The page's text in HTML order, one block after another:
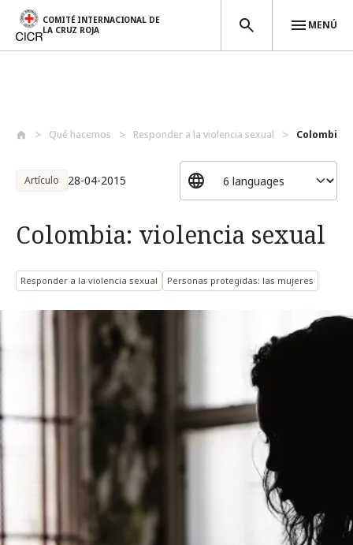
COMITÉ INTERNACIONAL DE
LA CRUZ ROJA
MENÚ
Qué hacemos Responder a la violencia sexual Colombia:
Artículo 28-04-2015
Colombia: violencia sexual
Responder a la violencia sexual Personas protegidas: las mujeres